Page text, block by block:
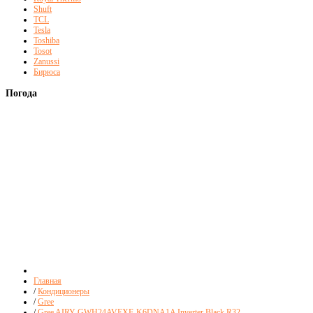
Shuft
TCL
Tesla
Toshiba
Tosot
Zanussi
Бирюса
Погода
Главная
/ Кондиционеры
/ Gree